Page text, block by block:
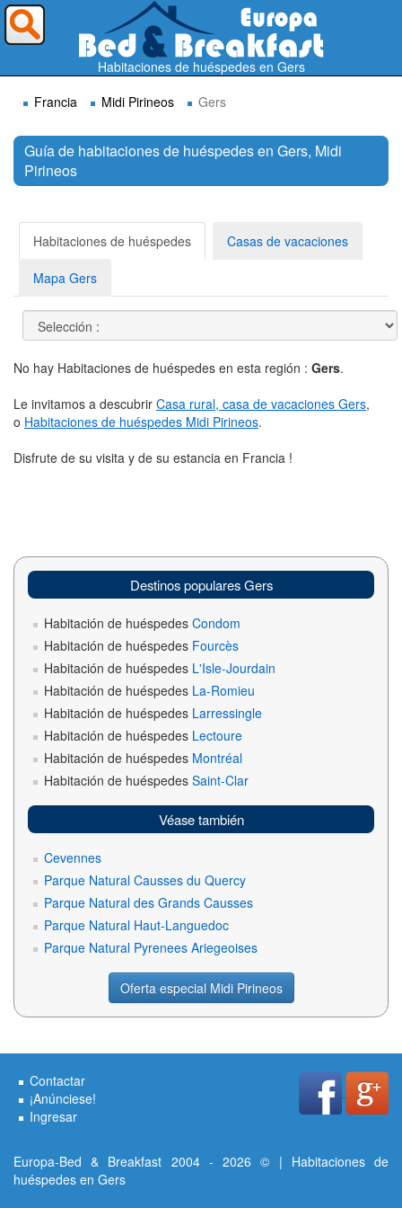
Habitaciones de huéspedes en Gers
Francia
Midi Pirineos Gers
Guía de habitaciones de huéspedes en Gers, Midi
Pirineos
Habitaciones de huéspedes Casas de vacaciones
Mapa Gers
No hay Habitaciones de huéspedes en esta región : Gers.
Le invitamos a descubrir Casa rural, casa de vacaciones Gers,
o Habitaciones de huéspedes Midi Pirineos.
Disfrute de su visita y de su estancia en Francia !
Destinos populares Gers
Habitación de huéspedes Condom
Habitación de huéspedes Fourcès
Habitación de huéspedes L'Isle-Jourdain
Habitación de huéspedes La-Romieu
Habitación de huéspedes Larressingle
Habitación de huéspedes Lectoure
Habitación de huéspedes Montréal
Habitación de huéspedes Saint-Clar
Véase también
Cevennes
Parque Natural Causses du Quercy
Parque Natural des Grands Causses
Parque Natural Haut-Languedoc
Parque Natural Pyrenees Ariegeoises
Oferta especial Midi Pirineos
Contactar
¡Anúnciese!
Ingresar
Europa-Bed & Breakfast 2004 - 2026 © | Habitaciones de
huéspedes en Gers
¿A dónde quieres ir?